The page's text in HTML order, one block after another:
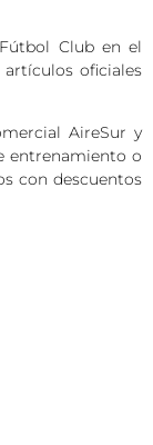
Club en el
oficiales
AireSur y
entrenamiento o
con descuentos